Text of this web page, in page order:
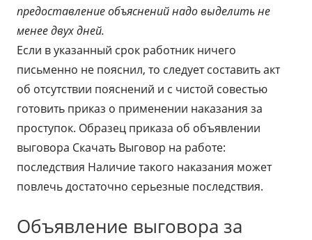
предоставление объяснений надо выделить не
менее двух дней.
Если в указанный срок работник ничего
письменно не пояснил, то следует составить акт
об отсутствии пояснений и с чистой совестью
готовить приказ о применении наказания за
проступок. Образец приказа об объявлении
выговора Скачать Выговор на работе:
последствия Наличие такого наказания может
повлечь достаточно серьезные последствия.
Объявление выговора за